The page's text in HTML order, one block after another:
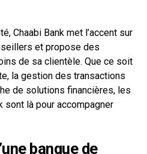
Chaabi Bank met l’accent sur
et propose des
de sa clientèle. Que ce soit
la gestion des transactions
de solutions financières, les
sont là pour accompagner
banque de